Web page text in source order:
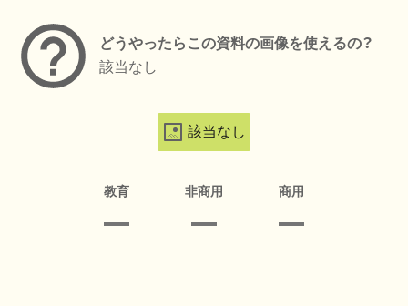
どうやったらこの資料の画像を使えるの？
該当なし
該当なし
教育 非商用 商用